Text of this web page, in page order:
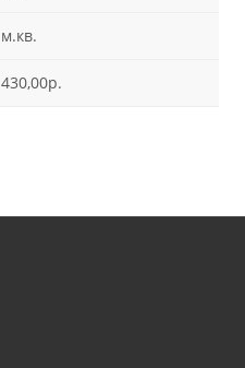
м.кв.
430,00р.